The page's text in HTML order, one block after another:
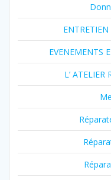
EVENEMENTS
L’ ATELIER